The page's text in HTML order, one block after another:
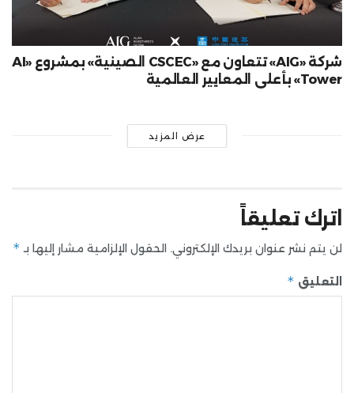
شركة «AIG» تتعاون مع «CSCEC الصينية» بمشروع «AI
Tower» بأعلى المعايير العالمية
عرض المزيد
اترك تعليقاً
لن يتم نشر عنوان بريدك الإلكتروني. الحقول الإلزامية مشار إليها بـ *
التعليق *